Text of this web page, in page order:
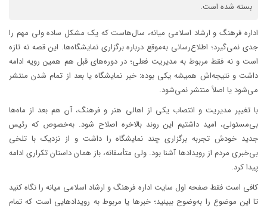
بسته شده است.
اداره فرهنگ و ارشاد اسلامی میانه، سال‌هاست که یک مشکل ساده ولی مهم را
جدی نمی‌گیرد؛ اطلاع‌رسانی به‌موقع درباره برگزاری نمایشگاه‌ها. این قصه نه تازه
است و نه فقط مربوط به مدیریت فعلی؛ در دوره‌های قبل هم همین رویه ادامه
داشت و نتیجه‌اش همیشه یکی بوده: خبر نمایشگاه یا بعد از تمام شدن منتشر
می‌شود یا اصلاً منتشر نمی‌شود.
با تغییر مدیریت و انتصاب یکی از اهالی هنر و فرهنگ، آن هم بعد از ماه‌ها
بی‌مسئولی، امید داشتیم این روند بالاخره اصلاح شود. به‌خصوص که رئیس
جدید خودش تجربه برگزاری چند نمایشگاه را داشت و از نزدیک با تلخی
بی‌خبری مردم از رویدادها آشنا بود. ولی متأسفانه، باز همان داستان تکراری ادامه
پیدا کرد.
کافی است فقط صفحه اول سایت اداره فرهنگ و ارشاد اسلامی میانه را نگاه کنید
تا این موضوع را به‌وضوح ببینید؛ خبرها یا مربوط به رویدادهایی است که تمام